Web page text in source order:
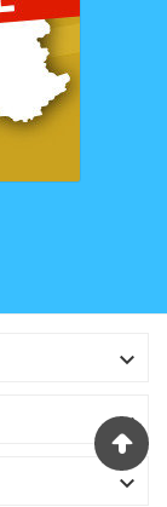


